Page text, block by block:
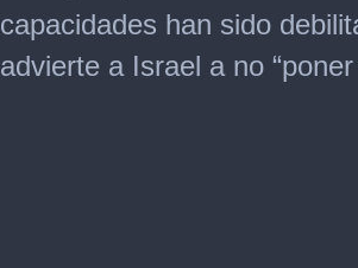
capacidades han sido
advierte a Israel a no